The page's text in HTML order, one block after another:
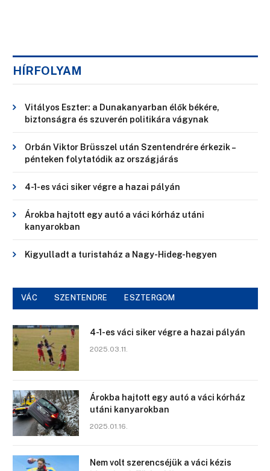
HÍRFOLYAM
Vitályos Eszter: a Dunakanyarban élők békére,
biztonságra és szuverén politikára vágynak
Orbán Viktor Brüsszel után Szentendrére érkezik –
pénteken folytatódik az országjárás
4-1-es váci siker végre a hazai pályán
Árokba hajtott egy autó a váci kórház utáni
kanyarokban
Kigyulladt a turistaház a Nagy-Hideg-hegyen
VÁC SZENTENDRE ESZTERGOM
4-1-es váci siker végre a hazai pályán
2025.03.11.
Árokba hajtott egy autó a váci kórház
utáni kanyarokban
2025.01.16.
Nem volt szerencséjük a váci kézis